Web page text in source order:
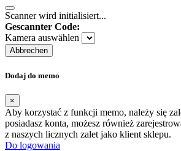
Scanner wird initialisiert...
Gescannter Code:
Kamera auswählen
Abbrechen
Dodaj do memo
×
Aby korzystać z funkcji memo, należy się
posiadasz konta, możesz również
z naszych licznych zalet jako klient sklepu.
Do logowania